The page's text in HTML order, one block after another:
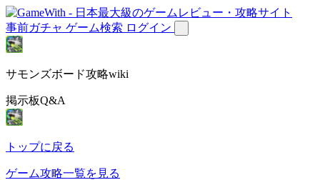
事前ガチャ ゲーム検索 ログイン
サモンズボード攻略wiki
掲示板Q&A
トップに戻る
ゲーム攻略一覧を見る